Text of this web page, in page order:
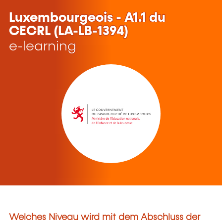
Luxembourgeois - A1.1 du
CECRL (LA-LB-1394)
e-learning
Welches Niveau wird mit dem Abschluss der